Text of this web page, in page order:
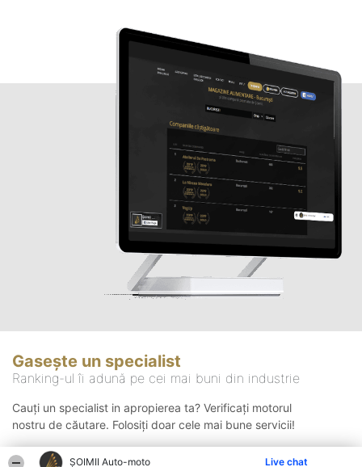
ȘOIMII Auto-moto Live chat
Gasește un specialist
Ranking-ul îi adună pe cei mai buni din industrie
Cauți un specialist in apropierea ta? Verificați motorul
nostru de căutare. Folosiți doar cele mai bune servicii!